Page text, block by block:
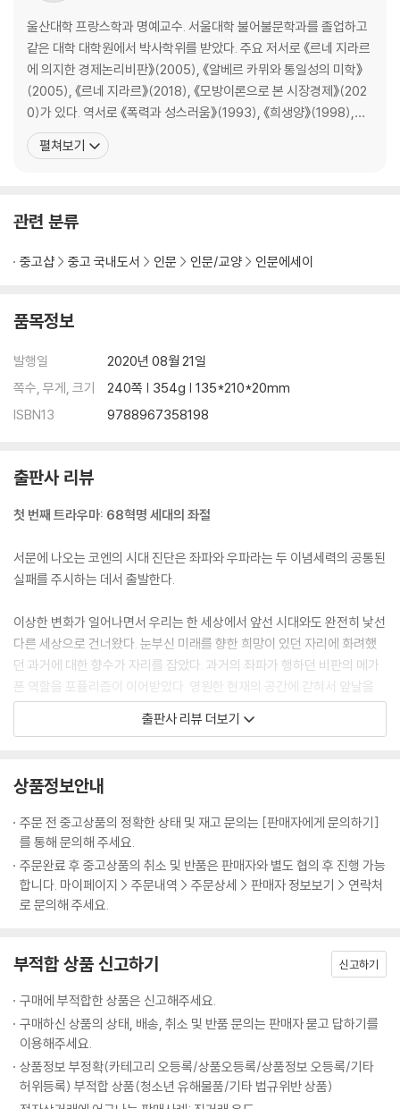
6장 21세기의 큰 희망
1. 나의 로봇이 나를 사랑하게 될 날
2. 호모 디지털리스
3. 로봇과 악마
4. 가능한 두 세계
7장 아이폰 세대
1. 알고리즘 세계
결론: 딜런에서 딥 마인드까지
울산대학 프랑스학과 명예교수. 서울대학 불어불문학과를 졸업하고
같은 대학 대학원에서 박사학위를 받았다. 주요 저서로 《르네 지라르
에 의지한 경제논리비판》(2005), 《알베르 카뮈와 통일성의 미학》
(2005), 《르네 지라르》(2018), 《모방이론으로 본 시장경제》(202
0)가 있다. 역서로 《폭력과 성스러움》(1993), 《희생양》(1998),
《알베르 카뮈: 부조리와 반항의 정신 1·2》(2000), 《나는 사탄이 번
개처럼 떨어지는 것을 본다》(2004), 《문화의 기원》(2006), 《그를
펼쳐보기
관련 분류
중고샵 중고 국내도서 인문 인문/교양 인문에세이
품목정보
발행일
2020년 08월 21일
쪽수, 무게, 크기
240쪽 | 354g | 135*210*20mm
ISBN13
9788967358198
출판사 리뷰
첫 번째 트라우마: 68혁명 세대의 좌절
서문에 나오는 코엔의 시대 진단은 좌파와 우파라는 두 이념세력의 공통된
실패를 주시하는 데서 출발한다.
이상한 변화가 일어나면서 우리는 한 세상에서 앞선 시대와도 완전히 낯선
다른 세상으로 건너왔다. 눈부신 미래를 향한 희망이 있던 자리에 화려했
던 과거에 대한 향수가 자리를 잡았다. 과거의 좌파가 행하던 비판의 메가
폰 역할을 포퓰리즘이 이어받았다. 영원한 현재의 공간에 갇혀서 앞날을
생각하기가 너무나 어렵게 된 오늘날 청년 세대의 상황이야말로 지난 반세
기 동안 쌓여온 정신적 외상의 증상이라 할 수 있다.(서문)
스 대혁명처럼 사람들의 상상력에 불을 붙였다. 당시 대학가인 라탱 구를
행진하던 젊은 세대들에게는 부르주아를 무너뜨리는 것만이 문제였다. 하
지만 68년 5월 혁명에서는 어떤 이도 처형되지 않았으며 마치 즐거운 파
티와 같았다. 프랑스 대혁명에서는 빵을 요구했지만, 이제는 부를 차별없
이 ‘거리낌 없이 즐기는 것’이 문제였다. 샌프란시스코, 파리, 베를린의 신
세대들은 단조롭게 되풀이되는 노동과 물질의 문제에서 벗어나 사랑과 로
하지만 안타깝게도, 1970년대 중반부터 경제성장이 중단되고 기나긴 경
혁명을 준비하며 공장에 잠입했던 좌파 청년들에게는 경악스럽게도, 당시
산업은 섬유, 야금, 조선소의 위기로 인해 내리막길을 걷기 시작했다. 성경
에서 말하는 일의 저주에서 벗어날 수 있으리라 믿었던 이 세대의 열정은
이렇게 무너졌는데, 이것이 지난 50년 동안에 있었던 첫 번째 트라우마일
것이다.
출판사 리뷰 더보기
상품정보안내
주문 전 중고상품의 정확한 상태 및 재고 문의는 [판매자에게 문의하기]
를 통해 문의해 주세요.
주문완료 후 중고상품의 취소 및 반품은 판매자와 별도 협의 후 진행 가능
합니다. 마이페이지 > 주문내역 > 주문상세 > 판매자 정보보기 > 연락처
로 문의해 주세요.
부적합 상품 신고하기 신고하기
구매에 부적합한 상품은 신고해주세요.
구매하신 상품의 상태, 배송, 취소 및 반품 문의는 판매자 묻고 답하기를
이용해주세요.
상품정보 부정확(카테고리 오등록/상품오등록/상품정보 오등록/기타
허위등록) 부적합 상품(청소년 유해물품/기타 법규위반 상품)